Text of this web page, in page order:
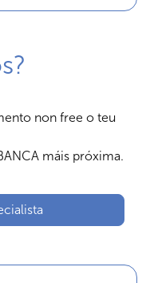
non free o teu
máis próxima.